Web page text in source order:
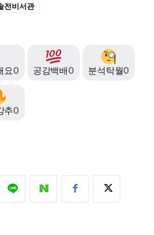
전비서관
요0 공감백배0 분석탁월0
추0